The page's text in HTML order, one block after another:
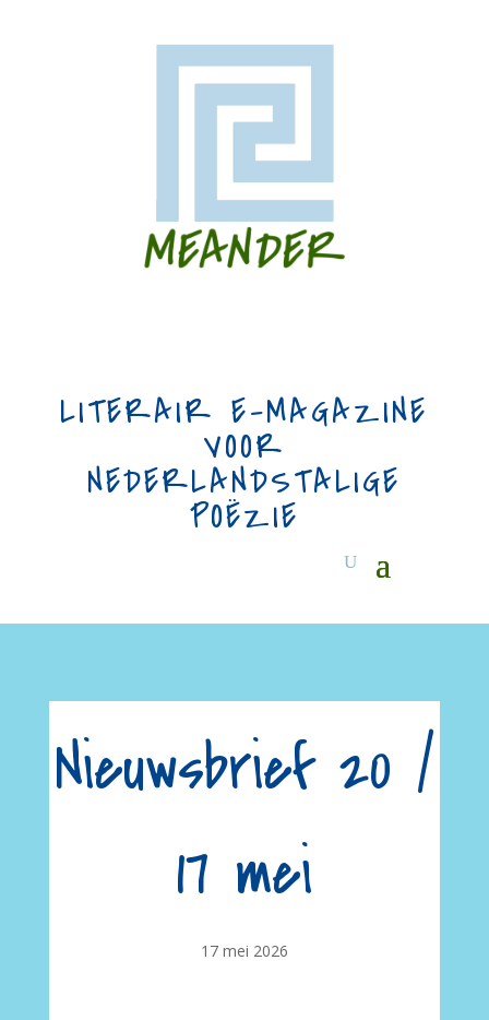
LITERAIR E-MAGAZINE
VOOR
NEDERLANDSTALIGE
POËZIE
Nieuwsbrief 20 /
17 mei
17 mei 2026